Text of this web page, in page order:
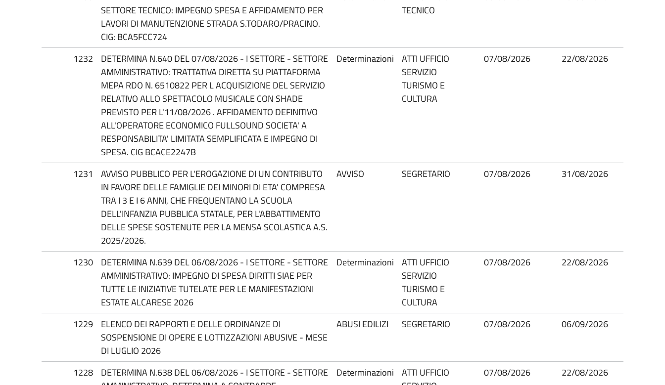
SETTORE TECNICO: IMPEGNO SPESA E AFFIDAMENTO PER
LAVORI DI MANUTENZIONE STRADA S.TODARO/PRACINO.
CIG: BCA5FCC724
TECNICO
1232
DETERMINA N.640 DEL 07/08/2026 - I SETTORE - SETTORE
AMMINISTRATIVO: TRATTATIVA DIRETTA SU PIATTAFORMA
MEPA RDO N. 6510822 PER L ACQUISIZIONE DEL SERVIZIO
RELATIVO ALLO SPETTACOLO MUSICALE CON SHADE
PREVISTO PER L'11/08/2026 . AFFIDAMENTO DEFINITIVO
ALL'OPERATORE ECONOMICO FULLSOUND SOCIETA' A
RESPONSABILITA' LIMITATA SEMPLIFICATA E IMPEGNO DI
SPESA. CIG BCACE2247B
Determinazioni
ATTI UFFICIO
SERVIZIO
TURISMO E
CULTURA
07/08/2026 22/08/2026
1231
AVVISO PUBBLICO PER L'EROGAZIONE DI UN CONTRIBUTO
IN FAVORE DELLE FAMIGLIE DEI MINORI DI ETA' COMPRESA
TRA I 3 E I 6 ANNI, CHE FREQUENTANO LA SCUOLA
DELL'INFANZIA PUBBLICA STATALE, PER L'ABBATTIMENTO
DELLE SPESE SOSTENUTE PER LA MENSA SCOLASTICA A.S.
2025/2026.
AVVISO SEGRETARIO 07/08/2026 31/08/2026
1230
DETERMINA N.639 DEL 06/08/2026 - I SETTORE - SETTORE
AMMINISTRATIVO: IMPEGNO DI SPESA DIRITTI SIAE PER
TUTTE LE INIZIATIVE TUTELATE PER LE MANIFESTAZIONI
ESTATE ALCARESE 2026
Determinazioni
ATTI UFFICIO
SERVIZIO
TURISMO E
CULTURA
07/08/2026 22/08/2026
1229
ELENCO DEI RAPPORTI E DELLE ORDINANZE DI
SOSPENSIONE DI OPERE E LOTTIZZAZIONI ABUSIVE - MESE
DI LUGLIO 2026
ABUSI EDILIZI SEGRETARIO 07/08/2026 06/09/2026
1228
DETERMINA N.638 DEL 06/08/2026 - I SETTORE - SETTORE
Determinazioni
ATTI UFFICIO
07/08/2026 22/08/2026